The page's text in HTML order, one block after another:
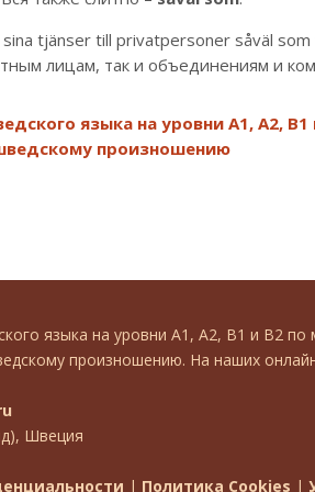
tjänser till privatpersoner såväl
лицам, так и объединениям и
языка на уровни А1, А2, В1
произношению
языка на уровни А1, А2, В1 и В2 по
произношению. На наших
Швеция
| Политика Cookies |